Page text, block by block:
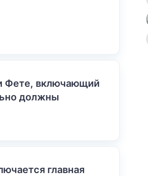
Фете, включающий
должны
главная